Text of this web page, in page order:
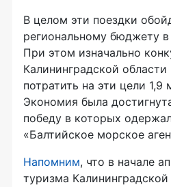
В целом эти поездки
региональному бюджету в
При этом изначально
Калининградской области
потратить на эти цели 1,9
Экономия была
победу в которых
«Балтийское морское
Напомним, что в начале
туризма